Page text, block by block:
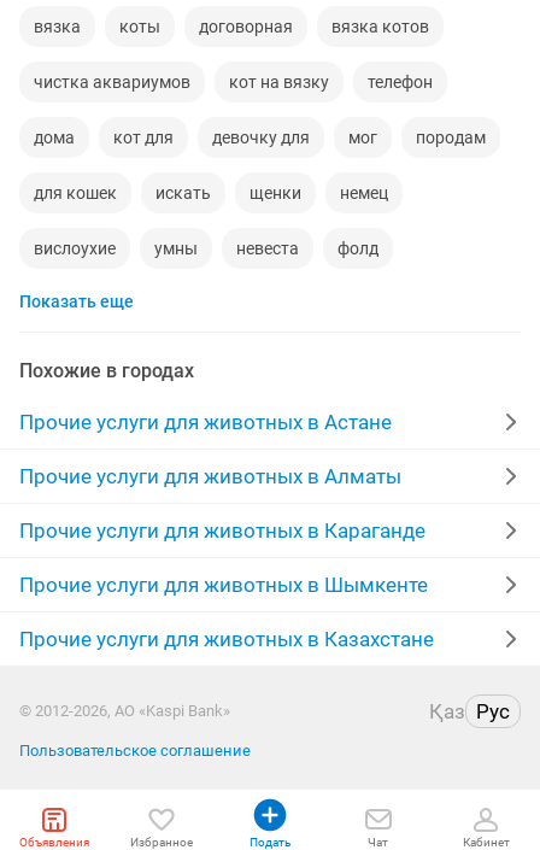
вязка коты договорная вязка котов
чистка аквариумов кот на вязку телефон
дома кот для девочку для мог породам
для кошек искать щенки немец
вислоухие умны невеста фолд
британские коты
изготавливаю заказ страйт услуги
британски восточно кошечка котята
шотландский вислоухий папа порода кошек
детка домашни тенге 10000
Показать еще
Похожие в городах
Прочие услуги для животных в Астане
Прочие услуги для животных в Алматы
Прочие услуги для животных в Караганде
Прочие услуги для животных в Шымкенте
Прочие услуги для животных в Казахстане
© 2012-2026, АО «Kaspi Bank» Қаз Рус
Пользовательское соглашение
Объявления Избранное Подать Чат Кабинет